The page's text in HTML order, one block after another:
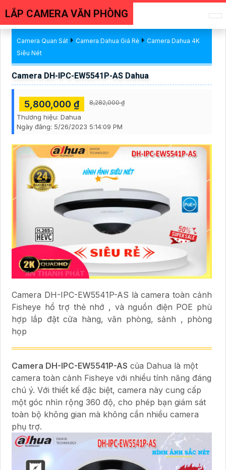
LẮP CAMERA VĂN PHÒNG
Camera Quan Sát Camera Dahua Giá Rẻ
Camera Dahua 4K
Siêu Nét
Camera DH-IPC-EW5541P-AS Dahua
5,800,000 ₫ 8,282,000 ₫
Thương hiệu: Dahua
Ngày đăng: 5/26/2023 5:14:09 PM
Camera DH-IPC-EW5541P-AS là camera toàn cảnh
Fisheye hổ trợ thẻ nhớ , và nguồn điện POE phù
hợp lắp đặt cửa hàng, văn phòng, sảnh , phòng
họp
Camera DH-IPC-EW5541P-AS của Dahua là một
camera toàn cảnh Fisheye với nhiều tính năng đáng
chú ý. Với thiết kế đặc biệt, camera này cung cấp
một góc nhìn rộng 360 độ, cho phép bạn giám sát
toàn bộ không gian mà không cần nhiều camera
phụ trợ.